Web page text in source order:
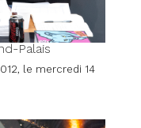
Palais
le mercredi 14